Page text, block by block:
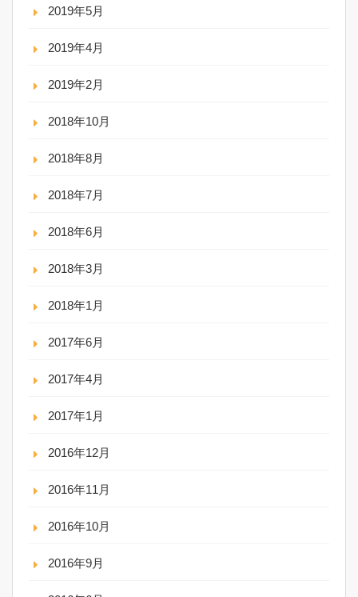
2019年5月
2019年4月
2019年2月
2018年10月
2018年8月
2018年7月
2018年6月
2018年3月
2018年1月
2017年6月
2017年4月
2017年1月
2016年12月
2016年11月
2016年10月
2016年9月